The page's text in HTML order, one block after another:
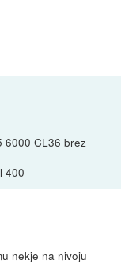
6000 CL36 brez
400
nekje na nivoju